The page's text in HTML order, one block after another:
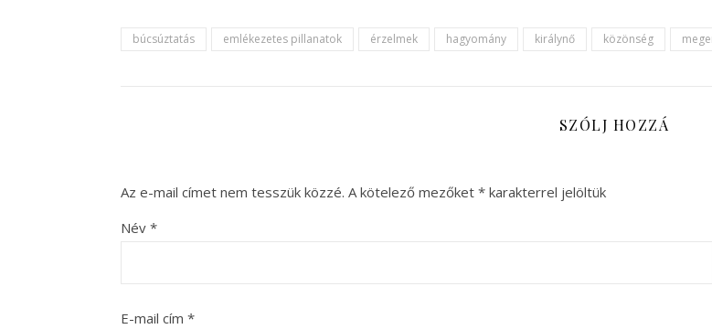
búcsúztatás emlékezetes pillanatok érzelmek hagyomány királynő közönség
SZÓLJ HOZZÁ
Az e-mail címet nem tesszük közzé. A kötelező mezőket * karakterrel jelöltük
Név *
E-mail cím *